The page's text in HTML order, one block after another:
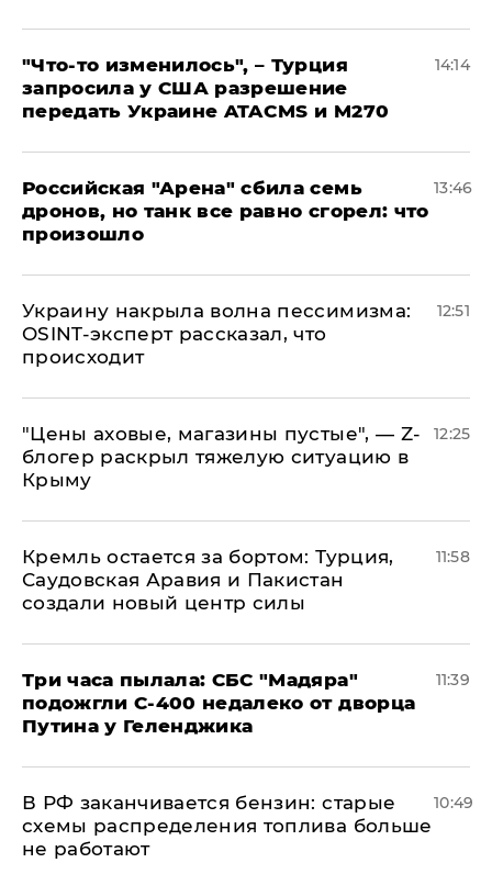
​"Что-то изменилось", – Турция
запросила у США разрешение
передать Украине ATACMS и M270
14:14
​Российская "Арена" сбила семь
дронов, но танк все равно сгорел: что
произошло
13:46
​Украину накрыла волна пессимизма:
OSINT-эксперт рассказал, что
происходит
12:51
​"Цены аховые, магазины пустые", — Z-
блогер раскрыл тяжелую ситуацию в
Крыму
12:25
​Кремль остается за бортом: Турция,
Саудовская Аравия и Пакистан
создали новый центр силы
11:58
Три часа пылала: СБС "Мадяра"
подожгли С-400 недалеко от дворца
Путина у Геленджика
11:39
​В РФ заканчивается бензин: старые
схемы распределения топлива больше
не работают
10:49